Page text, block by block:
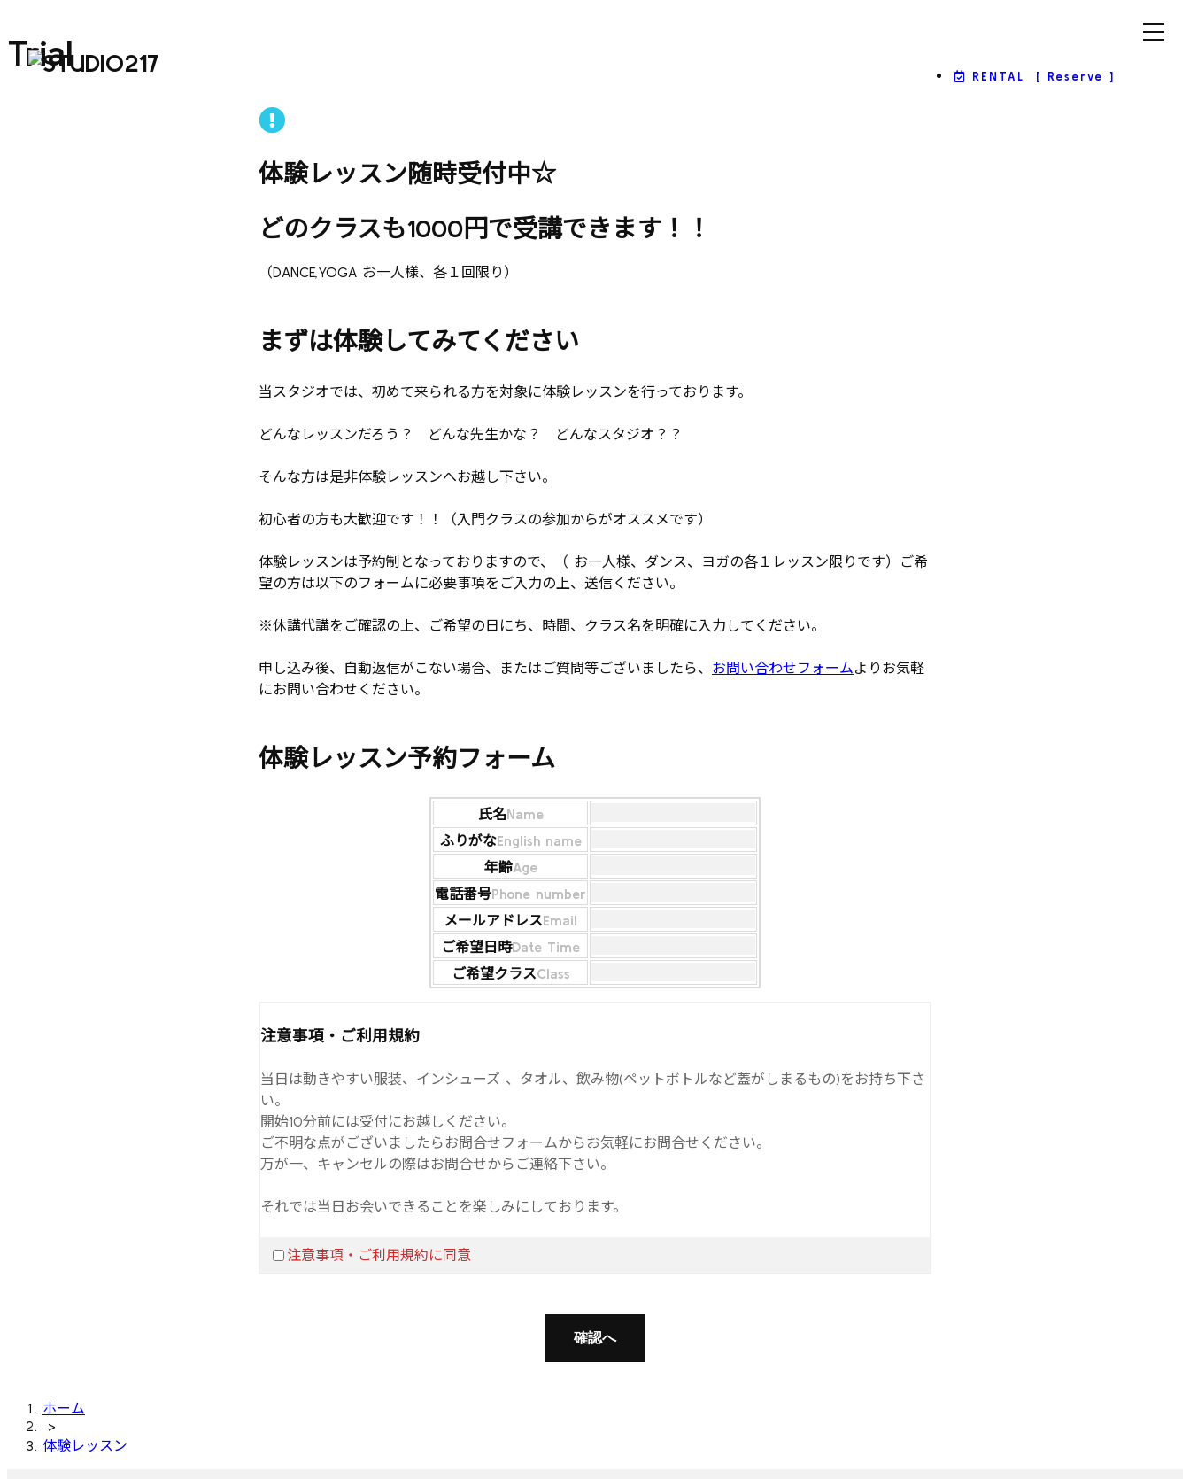
RENTAL [ Reserve ]
Trial
体験レッスン随時受付中☆
どのクラスも1000円で受講できます！！
（DANCE,YOGA お一人様、各１回限り）
まずは体験してみてください
当スタジオでは、初めて来られる方を対象に体験レッスンを行っております。
どんなレッスンだろう？ どんな先生かな？ どんなスタジオ？？
そんな方は是非体験レッスンへお越し下さい。
初心者の方も大歓迎です！！（入門クラスの参加からがオススメです）
体験レッスンは予約制となっておりますので、（ お一人様、ダンス、ヨガの各１レッスン限りです）ご希
望の方は以下のフォームに必要事項をご入力の上、送信ください。
※休講代講をご確認の上、ご希望の日にち、時間、クラス名を明確に入力してください。
申し込み後、自動返信がこない場合、またはご質問等ございましたら、 お問い合わせフォームよりお気軽
にお問い合わせください。
体験レッスン予約フォーム
氏名Name
ふりがなEnglish name
年齢Age
電話番号Phone number
メールアドレスEmail
ご希望日時Date Time
ご希望クラスClass
注意事項・ご利用規約
当日は動きやすい服装、インシューズ 、タオル、飲み物(ペットボトルなど蓋がしまるもの)をお持ち下さ
い。
開始10分前には受付にお越しください。
ご不明な点がございましたらお問合せフォームからお気軽にお問合せください。
万が一、キャンセルの際はお問合せからご連絡下さい。
それでは当日お会いできることを楽しみにしております。
注意事項・ご利用規約に同意
確認へ
ホーム
>
体験レッスン